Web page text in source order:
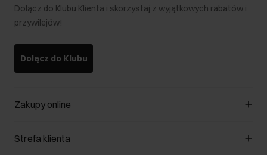
Dołącz do Klubu Klienta i skorzystaj z wyjątkowych rabatów i
przywilejów!
Dołącz do Klubu
Zakupy online
Zarządzaj cookies
Strefa klienta